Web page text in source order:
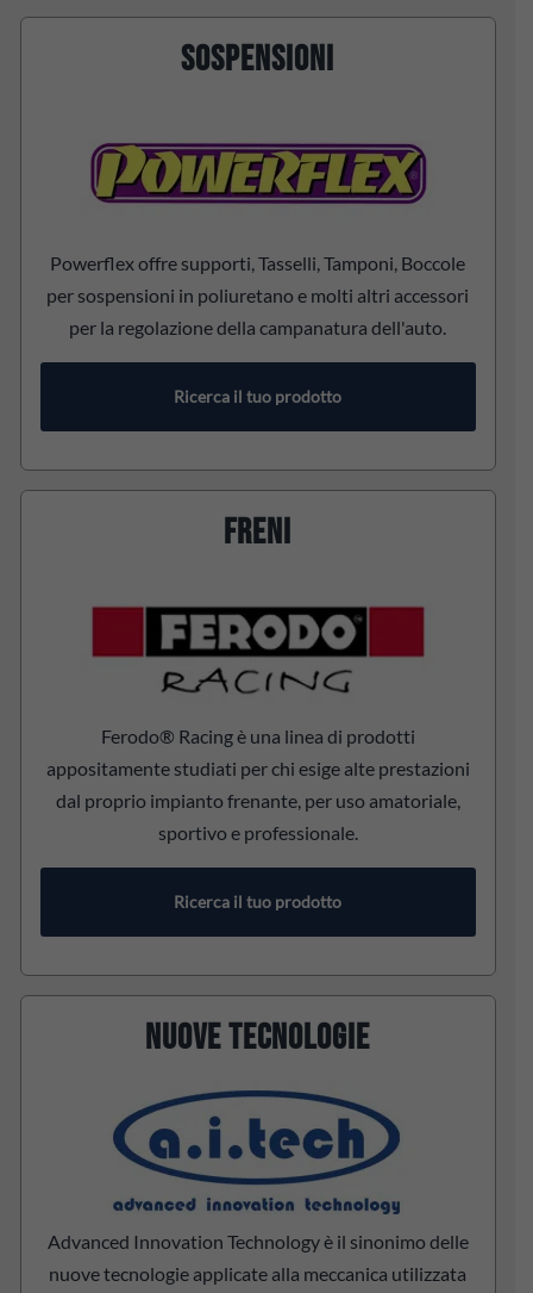
SOSPENSIONI
Powerflex offre supporti, Tasselli, Tamponi, Boccole
per sospensioni in poliuretano e molti altri accessori
per la regolazione della campanatura dell'auto.
Ricerca il tuo prodotto
FRENI
Ferodo® Racing è una linea di prodotti
appositamente studiati per chi esige alte prestazioni
dal proprio impianto frenante, per uso amatoriale,
sportivo e professionale.
Ricerca il tuo prodotto
NUOVE TECNOLOGIE
Advanced Innovation Technology è il sinonimo delle
nuove tecnologie applicate alla meccanica utilizzata